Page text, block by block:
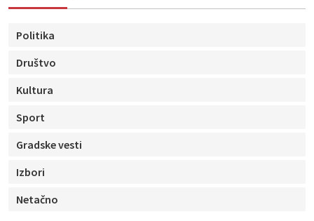
Politika
Društvo
Kultura
Sport
Gradske vesti
Izbori
Netačno